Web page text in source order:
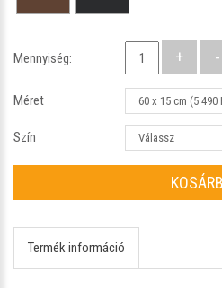
Mennyiség:
Méret
Szín
Termék információ